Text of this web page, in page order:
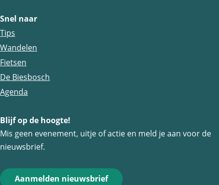
Snel naar
Tips
Wandelen
Fietsen
De Biesbosch
Agenda
Blijf op de hoogte!
Mis geen evenement, uitje of actie en meld je aan voor de
nieuwsbrief.
Aanmelden nieuwsbrief